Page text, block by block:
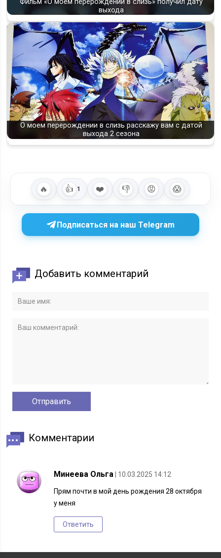
выхода
О моем перерождении в слизь расскажу вам с датой
выхода 2 сезона
🔥 👍 1 ❤️ 👎 😡 😱
Подписаться на наш Telegram
Добавить комментарий
Комментарии
Минеева Ольга | 10.03.2025 14:12
Прям почти в мой день рождения 28 октября
у меня
Ответить